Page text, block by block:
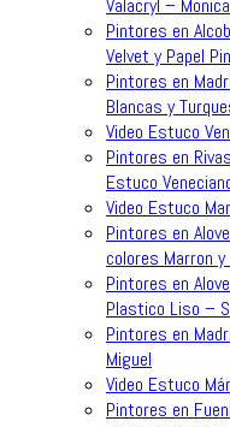
Valacryl – Monica
Pintores en
Velvet y Papel
Pintores en
Blancas y
Video Estuco
Pintores en
Estuco
Video Estuco
Pintores en
colores Marron
Pintores en
Plastico Liso –
Pintores en
Miguel
Video Estuco
Pintores en